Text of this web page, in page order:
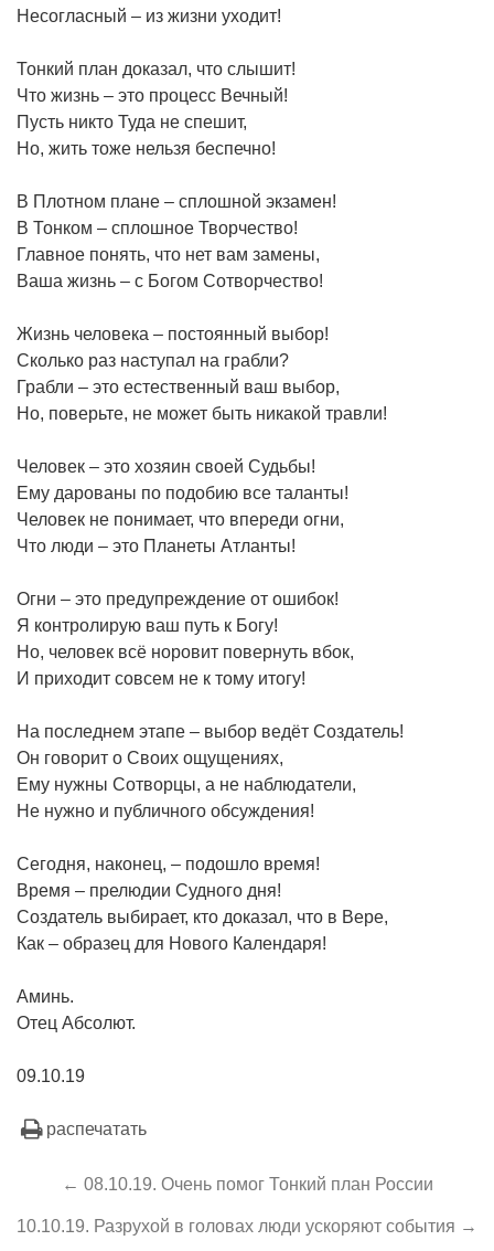
Несогласный – из жизни уходит!
Тонкий план доказал, что слышит!
Что жизнь – это процесс Вечный!
Пусть никто Туда не спешит,
Но, жить тоже нельзя беспечно!
В Плотном плане – сплошной экзамен!
В Тонком – сплошное Творчество!
Главное понять, что нет вам замены,
Ваша жизнь – с Богом Сотворчество!
Жизнь человека – постоянный выбор!
Сколько раз наступал на грабли?
Грабли – это естественный ваш выбор,
Но, поверьте, не может быть никакой травли!
Человек – это хозяин своей Судьбы!
Ему дарованы по подобию все таланты!
Человек не понимает, что впереди огни,
Что люди – это Планеты Атланты!
Огни – это предупреждение от ошибок!
Я контролирую ваш путь к Богу!
Но, человек всё норовит повернуть вбок,
И приходит совсем не к тому итогу!
На последнем этапе – выбор ведёт Создатель!
Он говорит о Своих ощущениях,
Ему нужны Сотворцы, а не наблюдатели,
Не нужно и публичного обсуждения!
Сегодня, наконец, – подошло время!
Время – прелюдии Судного дня!
Создатель выбирает, кто доказал, что в Вере,
Как – образец для Нового Календаря!
Аминь.
Отец Абсолют.
09.10.19
распечатать
← 08.10.19. Очень помог Тонкий план России
10.10.19. Разрухой в головах люди ускоряют события →